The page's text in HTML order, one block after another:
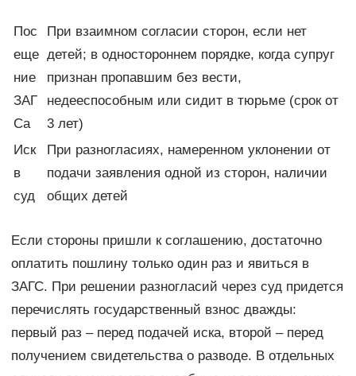
Пос
еще
ние
ЗАГ
Са
При взаимном согласии сторон, если нет
детей; в одностороннем порядке, когда супруг
признан пропавшим без вести,
недееспособным или сидит в тюрьме (срок от
3 лет)
Иск
в
суд
При разногласиях, намеренном уклонении от
подачи заявления одной из сторон, наличии
общих детей
Если стороны пришли к соглашению, достаточно
оплатить пошлину только один раз и явиться в
ЗАГС. При решении разногласий через суд придется
перечислять государственный взнос дважды:
первый раз – перед подачей иска, второй – перед
получением свидетельства о разводе. В отдельных